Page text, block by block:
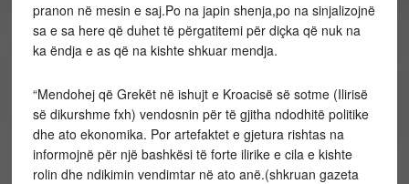
pranon në mesin e saj.Po na japin shenja,po na sinjalizojnë
sa e sa here që duhet të përgatitemi për diçka që nuk na
ka ëndja e as që na kishte shkuar mendja.
“Mendohej që Grekët në ishujt e Kroacisë së sotme (Ilirisë
së dikurshme fxh) vendosnin për të gjitha ndodhitë politike
dhe ato ekonomika. Por artefaktet e gjetura rishtas na
informojnë për një bashkësi të forte ilirike e cila e kishte
rolin dhe ndikimin vendimtar në ato anë.(shkruan gazeta